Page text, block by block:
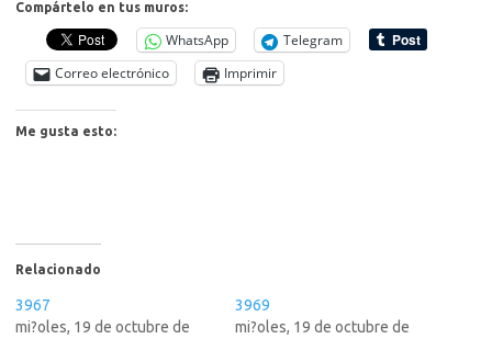
Compártelo en tus muros:
WhatsApp
Telegram
Correo electrónico
Imprimir
Me gusta esto:
Relacionado
3967
mi?oles, 19 de octubre de
3969
mi?oles, 19 de octubre de